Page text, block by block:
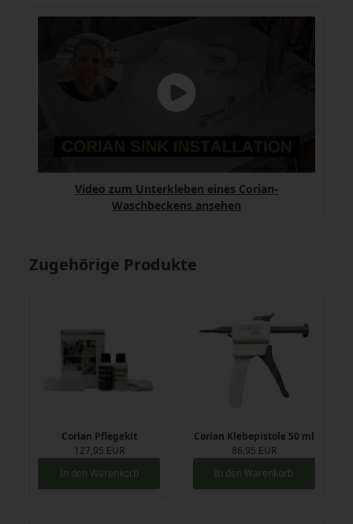
Video zum Unterkleben eines Corian-
Waschbeckens ansehen
Zugehörige Produkte
Corian Pflegekit
127,95 EUR
In den Warenkorb
Corian Klebepistole 50 ml
86,95 EUR
In den Warenkorb